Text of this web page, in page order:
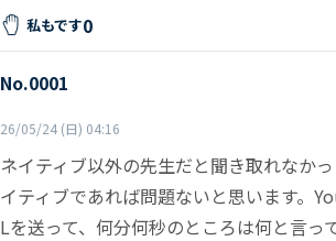
私もです0
No.0001
26/05/24 (日) 04:16
ネイティブ以外の先生だと聞き取れなか
イティブであれば問題ないと思います。
Lを送って、何分何秒のところは何と言